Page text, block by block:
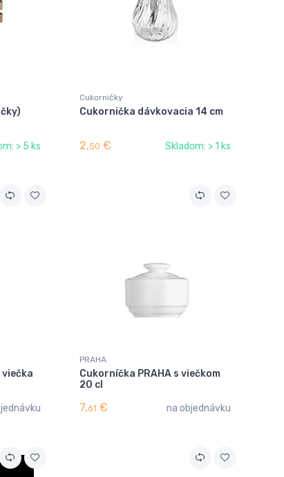
> 5 ks
Cukorničky
Cukornička dávkovacia 14 cm
2,50 € Skladom: > 1 ks
viečka
PRAHA
Cukorníčka PRAHA s viečkom
20 cl
7,61 € na objednávku